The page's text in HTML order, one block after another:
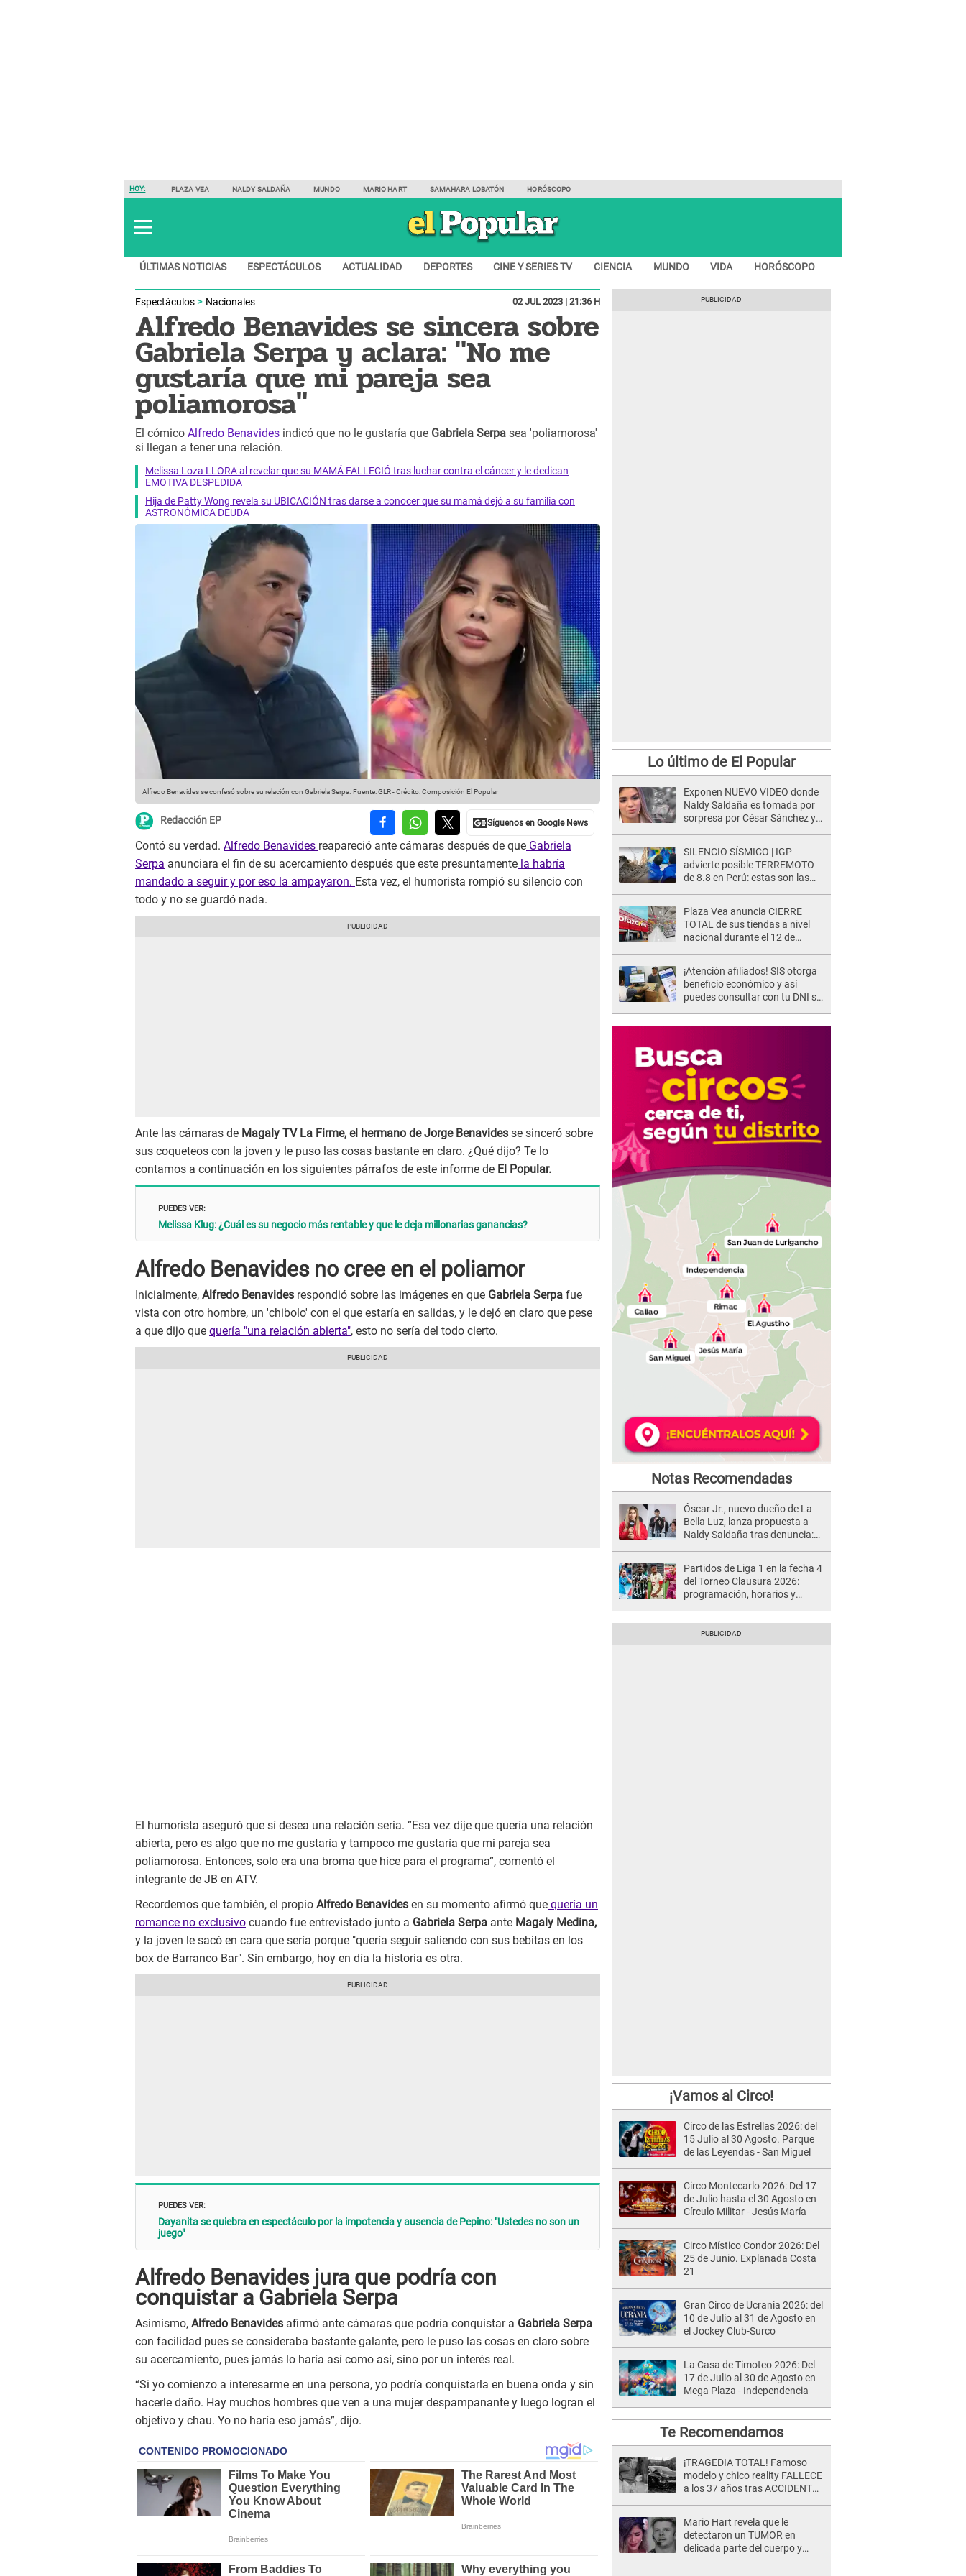
HOY: PLAZA VEA NALDY SALDAÑA MUNDO MARIO HART SAMAHARA LOBATÓN HORÓSCOPO
ÚLTIMAS NOTICIAS ESPECTÁCULOS ACTUALIDAD DEPORTES CINE Y SERIES TV CIENCIA MUNDO VIDA HORÓSCOPO
Espectáculos Nacionales 02 JUL 2023 | 21:36 H
Alfredo Benavides se sincera sobre
Gabriela Serpa y aclara: "No me
gustaría que mi pareja sea
poliamorosa"
El cómico Alfredo Benavides indicó que no le gustaría que Gabriela Serpa sea 'poliamorosa'
si llegan a tener una relación.
Melissa Loza LLORA al revelar que su MAMÁ FALLECIÓ tras luchar contra el cáncer y le dedican
EMOTIVA DESPEDIDA
Hija de Patty Wong revela su UBICACIÓN tras darse a conocer que su mamá dejó a su familia con
ASTRONÓMICA DEUDA
Alfredo Benavides se confesó sobre su relación con Gabriela Serpa. Fuente: GLR-Crédito: Composición El Popular
Redacción EP
Contó su verdad. Alfredo Benavides reapareció ante cámaras después de que Gabriela
Serpa anunciara el fin de su acercamiento después que este presuntamente la habría
mandado a seguir y por eso la ampayaron. Esta vez, el humorista rompió su silencio con
todo y no se guardó nada.
Ante las cámaras de Magaly TV La Firme, el hermano de Jorge Benavides se sinceró sobre
sus coqueteos con la joven y le puso las cosas bastante en claro. ¿Qué dijo? Te lo
contamos a continuación en los siguientes párrafos de este informe de El Popular.
PUEDES VER:
Melissa Klug: ¿Cuál es su negocio más rentable y que le deja millonarias ganancias?
Alfredo Benavides no cree en el poliamor
Inicialmente, Alfredo Benavides respondió sobre las imágenes en que Gabriela Serpa fue
vista con otro hombre, un 'chibolo' con el que estaría en salidas, y le dejó en claro que pese
a que dijo que quería "una relación abierta", esto no sería del todo cierto.
El humorista aseguró que sí desea una relación seria. “Esa vez dije que quería una relación
abierta, pero es algo que no me gustaría y tampoco me gustaría que mi pareja sea
poliamorosa. Entonces, solo era una broma que hice para el programa”, comentó el
integrante de JB en ATV.
Recordemos que también, el propio Alfredo Benavides en su momento afirmó que quería un
romance no exclusivo cuando fue entrevistado junto a Gabriela Serpa ante Magaly Medina,
y la joven le sacó en cara que sería porque "quería seguir saliendo con sus bebitas en los
box de Barranco Bar". Sin embargo, hoy en día la historia es otra.
PUEDES VER:
Dayanita se quiebra en espectáculo por la impotencia y ausencia de Pepino: "Ustedes no son un
juego"
Alfredo Benavides jura que podría con
conquistar a Gabriela Serpa
Asimismo, Alfredo Benavides afirmó ante cámaras que podría conquistar a Gabriela Serpa
con facilidad pues se consideraba bastante galante, pero le puso las cosas en claro sobre
su acercamiento, pues jamás lo haría así como así, sino por un interés real.
“Si yo comienzo a interesarme en una persona, yo podría conquistarla en buena onda y sin
hacerle daño. Hay muchos hombres que ven a una mujer despampanante y luego logran el
objetivo y chau. Yo no haría eso jamás”, dijo.
Lo último de El Popular
Exponen NUEVO VIDEO donde
Naldy Saldaña es tomada por
sorpresa por César Sánchez y
agarró la mano
SILENCIO SÍSMICO | IGP
advierte posible TERREMOTO
de 8.8 en Perú: estas son las
Plaza Vea anuncia CIERRE
TOTAL de sus tiendas a nivel
nacional durante el 12 de
¡Atención afiliados! SIS otorga
beneficio económico y así
puedes consultar con tu DNI si
Notas Recomendadas
Óscar Jr., nuevo dueño de La
Bella Luz, lanza propuesta a
Naldy Saldaña tras denuncia:
Partidos de Liga 1 en la fecha 4
del Torneo Clausura 2026:
programación, horarios y
¡Vamos al Circo!
Circo de las Estrellas 2026: del
15 Julio al 30 Agosto. Parque
de las Leyendas - San Miguel
Circo Montecarlo 2026: Del 17
de Julio hasta el 30 Agosto en
Círculo Militar - Jesús María
Circo Místico Condor 2026: Del
25 de Junio. Explanada Costa
21
Gran Circo de Ucrania 2026: del
10 de Julio al 31 de Agosto en
el Jockey Club-Surco
La Casa de Timoteo 2026: Del
17 de Julio al 30 de Agosto en
Mega Plaza - Independencia
Te Recomendamos
¡TRAGEDIA TOTAL! Famoso
modelo y chico reality FALLECE
a los 37 años tras ACCIDENTE
Mario Hart revela que le
detectaron un TUMOR en
delicada parte del cuerpo y